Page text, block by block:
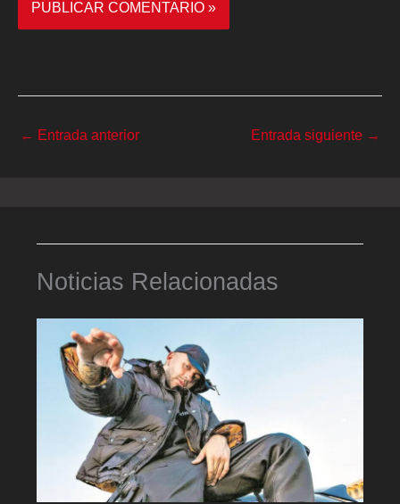
← Entrada anterior Entrada siguiente →
Noticias Relacionadas